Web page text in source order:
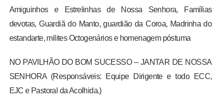
Amiguinhos e Estrelinhas de Nossa Senhora, Famílias
devotas, Guardiã do Manto, guardião da Coroa, Madrinha do
estandarte, milites Octogenários e homenagem póstuma
NO PAVILHÃO DO BOM SUCESSO – JANTAR DE NOSSA
SENHORA (Responsáveis: Equipe Dirigente e todo ECC,
EJC e Pastoral da Acolhida.)